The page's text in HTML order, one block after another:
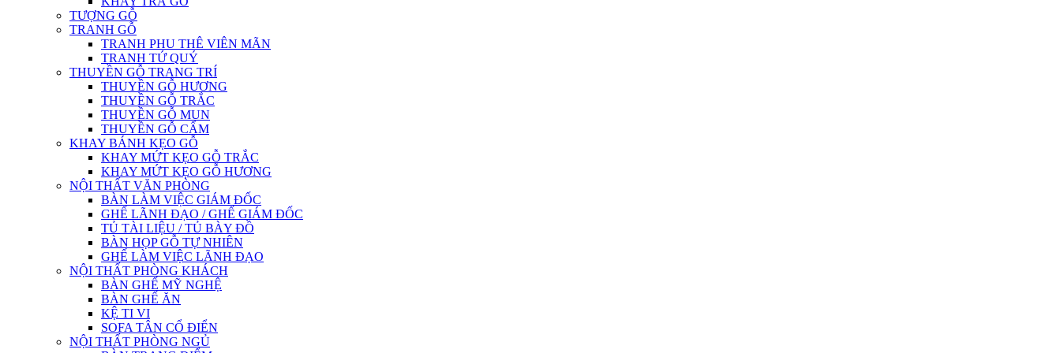
TƯỢNG GỖ
TRANH GỖ
TRANH PHU THÊ VIÊN MÃN
TRANH TỨ QUÝ
THUYỀN GỖ TRANG TRÍ
THUYỀN GỖ HƯƠNG
THUYỀN GỖ TRẮC
THUYỀN GỖ MUN
THUYỀN GỖ CẨM
KHAY BÁNH KẸO GỖ
KHAY MỨT KẸO GỖ TRẮC
KHAY MỨT KẸO GỖ HƯƠNG
NỘI THẤT VĂN PHÒNG
BÀN LÀM VIỆC GIÁM ĐỐC
GHẾ LÃNH ĐẠO / GHẾ GIÁM ĐỐC
TỦ TÀI LIỆU / TỦ BÀY ĐỒ
BÀN HỌP GỖ TỰ NHIÊN
GHẾ LÀM VIỆC LÃNH ĐẠO
NỘI THẤT PHÒNG KHÁCH
BÀN GHẾ MỸ NGHỆ
BÀN GHẾ ĂN
KỆ TI VI
SOFA TÂN CỔ ĐIỂN
NỘI THẤT PHÒNG NGỦ